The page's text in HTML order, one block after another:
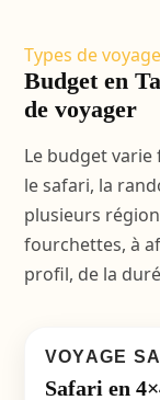
Types de
Budget en
de voyager
Le budget
le safari, la
plusieurs
fourchettes, à
profil, de la
VOYAGE
Safari en